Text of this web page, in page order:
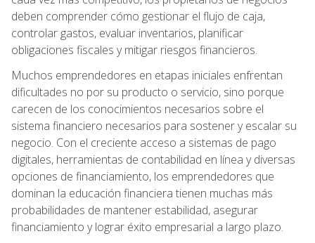
deben comprender cómo gestionar el flujo de caja,
controlar gastos, evaluar inventarios, planificar
obligaciones fiscales y mitigar riesgos financieros.
Muchos emprendedores en etapas iniciales enfrentan
dificultades no por su producto o servicio, sino porque
carecen de los conocimientos necesarios sobre el
sistema financiero necesarios para sostener y escalar su
negocio. Con el creciente acceso a sistemas de pago
digitales, herramientas de contabilidad en línea y diversas
opciones de financiamiento, los emprendedores que
dominan la educación financiera tienen muchas más
probabilidades de mantener estabilidad, asegurar
financiamiento y lograr éxito empresarial a largo plazo.